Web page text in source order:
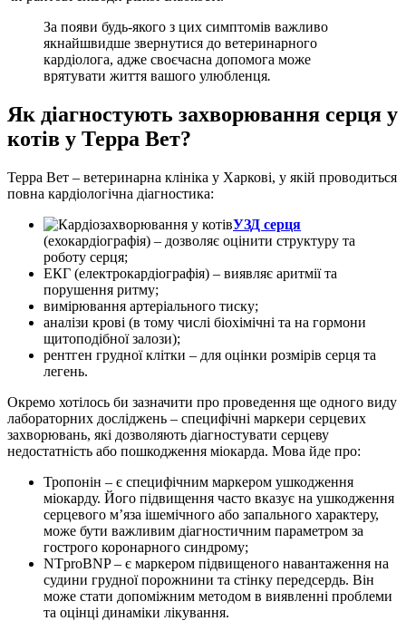
За появи будь-якого з цих симптомів важливо
якнайшвидше звернутися до ветеринарного
кардіолога, адже своєчасна допомога може
врятувати життя вашого улюбленця.
Як діагностують захворювання серця у
котів у Терра Вет?
Терра Вет – ветеринарна клініка у Харкові, у якій проводиться
повна кардіологічна діагностика:
УЗД серця
(ехокардіографія) – дозволяє оцінити структуру та
роботу серця;
ЕКГ (електрокардіографія) – виявляє аритмії та
порушення ритму;
вимірювання артеріального тиску;
аналізи крові (в тому числі біохімічні та на гормони
щитоподібної залози);
рентген грудної клітки – для оцінки розмірів серця та
легень.
Окремо хотілось би зазначити про проведення ще одного виду
лабораторних досліджень – специфічні маркери серцевих
захворювань, які дозволяють діагностувати серцеву
недостатність або пошкодження міокарда. Мова йде про:
Тропонін – є специфічним маркером ушкодження
міокарду. Його підвищення часто вказує на ушкодження
серцевого м’яза ішемічного або запального характеру,
може бути важливим діагностичним параметром за
гострого коронарного синдрому;
NTproBNP – є маркером підвищеного навантаження на
судини грудної порожнини та стінку передсердь. Він
може стати допоміжним методом в виявленні проблеми
та оцінці динаміки лікування.